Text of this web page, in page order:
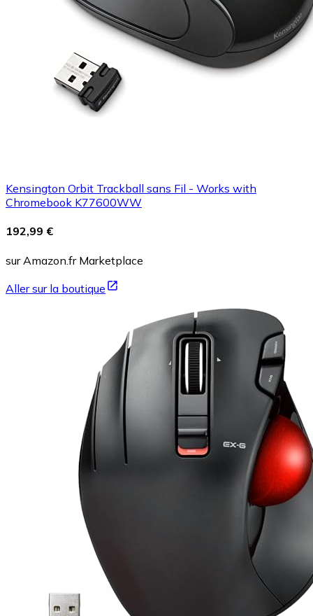
Kensington Orbit Trackball sans Fil - Works with
Chromebook K77600WW
192,99 €
sur Amazon.fr Marketplace
Aller sur la boutique